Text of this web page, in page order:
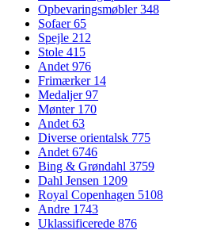
Opbevaringsmøbler348
Sofaer65
Spejle 212
Stole 415
Andet976
Frimærker 14
Medaljer97
Mønter 170
Andet63
Diverse orientalsk 775
Andet6746
Bing & Grøndahl 3759
Dahl Jensen 1209
Royal Copenhagen 5108
Andre 1743
Uklassificerede 876